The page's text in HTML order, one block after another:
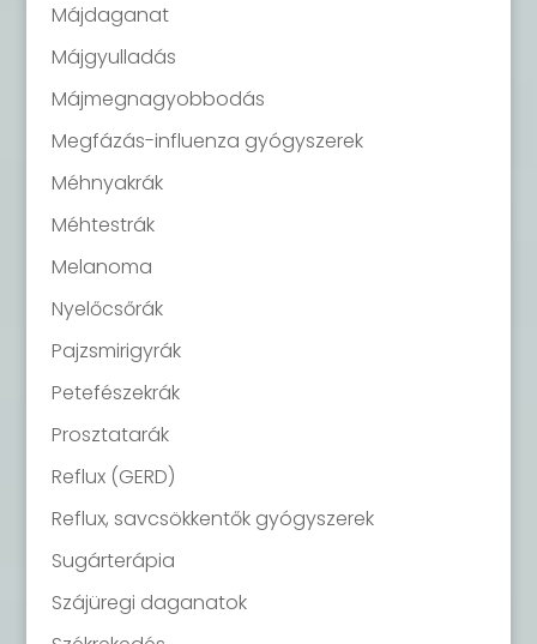
Májdaganat
Májgyulladás
Májmegnagyobbodás
Megfázás-influenza gyógyszerek
Méhnyakrák
Méhtestrák
Melanoma
Nyelőcsőrák
Pajzsmirigyrák
Petefészekrák
Prosztatarák
Reflux (GERD)
Reflux, savcsökkentők gyógyszerek
Sugárterápia
Szájüregi daganatok